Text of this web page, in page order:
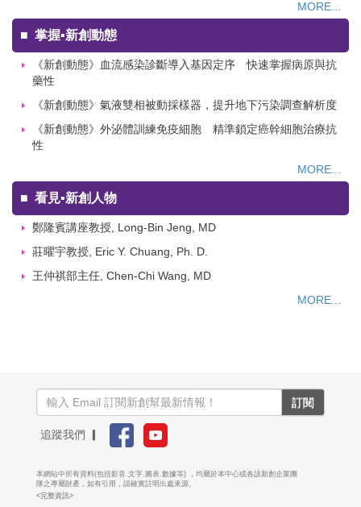
MORE...
■ 掌握▪新創動態
《新創動態》血流感染診斷導入基因定序 快速掌握病原與抗
藥性
《新創動態》氣液雙相被動採樣器，提升地下污染調查解析度
《新創動態》外泌體訓練免疫細胞 精準鎖定癌幹細胞治療抗
性
MORE...
■ 看見▪新創人物
鄭隆賓講座教授, Long-Bin Jeng, MD
莊曜宇教授, Eric Y. Chuang, Ph. D.
王仲祺部主任, Chen-Chi Wang, MD
MORE...
訂閱
追蹤我們 ▎
本網站中所有資料(包括影音.文字.圖表.數據等) ，均屬於本中心或各該新創企業團
隊之專屬財產，如有引用，請確實註明出處來源。
<完整資訊>